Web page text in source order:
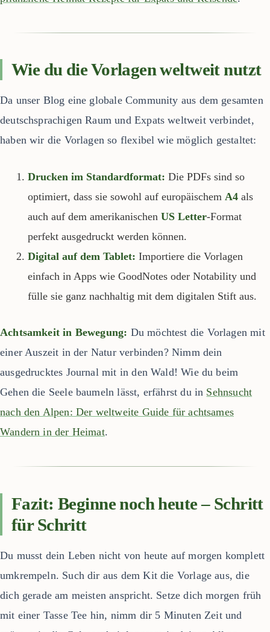
Wie du die Vorlagen weltweit nutzt
Da unser Blog eine globale Community aus dem gesamten
deutschsprachigen Raum und Expats weltweit verbindet,
haben wir die Vorlagen so flexibel wie möglich gestaltet:
Drucken im Standardformat: Die PDFs sind so
optimiert, dass sie sowohl auf europäischem A4 als
auch auf dem amerikanischen US Letter-Format
perfekt ausgedruckt werden können.
Digital auf dem Tablet: Importiere die Vorlagen
einfach in Apps wie GoodNotes oder Notability und
fülle sie ganz nachhaltig mit dem digitalen Stift aus.
Achtsamkeit in Bewegung: Du möchtest die Vorlagen mit
einer Auszeit in der Natur verbinden? Nimm dein
ausgedrucktes Journal mit in den Wald! Wie du beim
Gehen die Seele baumeln lässt, erfährst du in Sehnsucht
nach den Alpen: Der weltweite Guide für achtsames
Wandern in der Heimat.
Fazit: Beginne noch heute – Schritt
für Schritt
Du musst dein Leben nicht von heute auf morgen komplett
umkrempeln. Such dir aus dem Kit die Vorlage aus, die
dich gerade am meisten anspricht. Setze dich morgen früh
mit einer Tasse Tee hin, nimm dir 5 Minuten Zeit und